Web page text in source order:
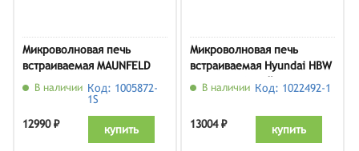
Микроволновая печь
встраиваемая MAUNFELD
JBMO.20.5S, нержавеющая
В наличии Код: 1005872-
1S
12990 ₽
купить
Микроволновая печь
встраиваемая Hyundai HBW
2040 WG, белый
В наличии Код: 1022492-1
13004 ₽ купить